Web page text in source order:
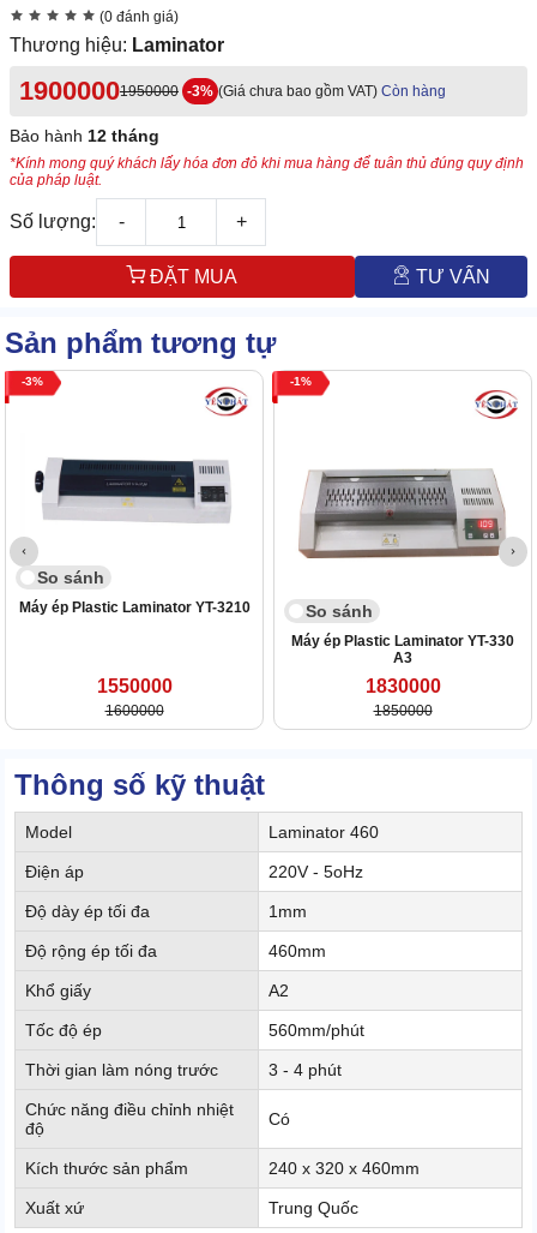
(0 đánh giá)
Thương hiệu: Laminator
19000001950000 -3% (Giá chưa bao gồm VAT) Còn hàng
Bảo hành 12 tháng
*Kính mong quý khách lấy hóa đơn đỏ khi mua hàng để tuân thủ đúng quy định
của pháp luật.
Số lượng: - +
ĐẶT MUA TƯ VẤN
Sản phẩm tương tự
3
So sánh
Máy ép Plastic Laminator YT-3210
1550000
1600000
1
So sánh
Máy ép Plastic Laminator YT-330
A3
1830000
1850000
Thông số kỹ thuật
Model Laminator 460
Điện áp 220V - 5oHz
Độ dày ép tối đa 1mm
Độ rộng ép tối đa 460mm
Khổ giấy A2
Tốc độ ép 560mm/phút
Thời gian làm nóng trước 3 - 4 phút
Chức năng điều chỉnh nhiệt
độ
Có
Kích thước sản phẩm 240 x 320 x 460mm
Xuất xứ Trung Quốc